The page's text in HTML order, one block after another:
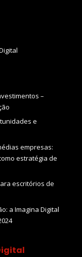
–
e
empresas:
estratégia de
escritórios de
a Imagina Digital